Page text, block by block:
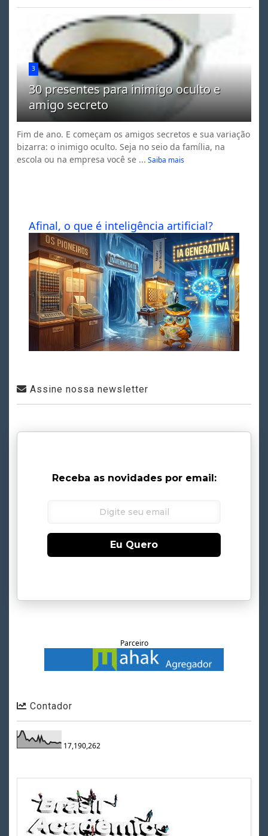
3
30 presentes para inimigo oculto e
amigo secreto
Fim de ano. E começam os amigos secretos e sua variação
bizarra: o inimigo oculto. Seja no seio da família, na
escola ou na empresa você se ... Saiba mais
Afinal, o que é inteligência artificial?
Assine nossa newsletter
Receba as novidades por email:
Eu Quero
Parceiro
Contador
17,190,262